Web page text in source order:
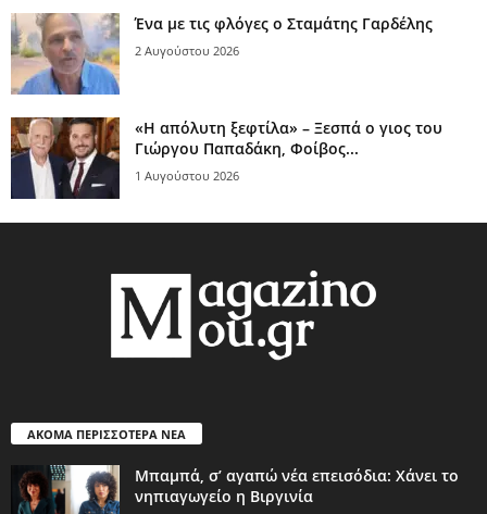
Ένα με τις φλόγες ο Σταμάτης Γαρδέλης
2 Αυγούστου 2026
«Η απόλυτη ξεφτίλα» – Ξεσπά ο γιος του
Γιώργου Παπαδάκη, Φοίβος...
1 Αυγούστου 2026
ΑΚΟΜΑ ΠΕΡΙΣΣΟΤΕΡΑ ΝΕΑ
Μπαμπά, σ’ αγαπώ νέα επεισόδια: Χάνει το
νηπιαγωγείο η Βιργινία